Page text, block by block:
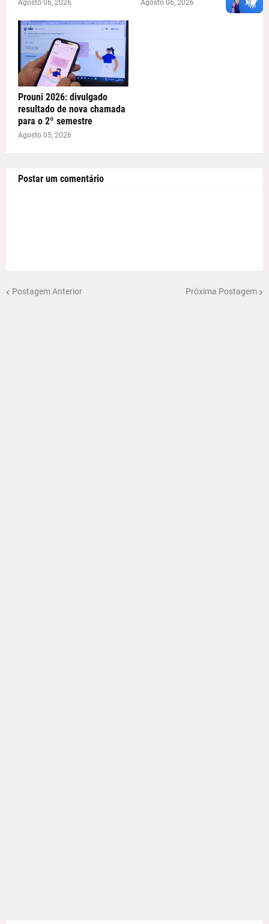
Agosto 06, 2026 Agosto 06, 2026
Prouni 2026: divulgado
resultado de nova chamada
para o 2º semestre
Agosto 05, 2026
Postar um comentário
Postagem Anterior Próxima Postagem